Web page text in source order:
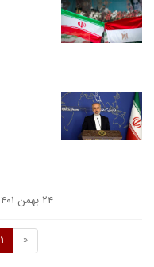
۲۴ بهمن ۱۴۰۱
«
1